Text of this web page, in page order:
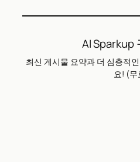
AI Sparkup
최신 게시물 요약과 더 심층적
요! (무